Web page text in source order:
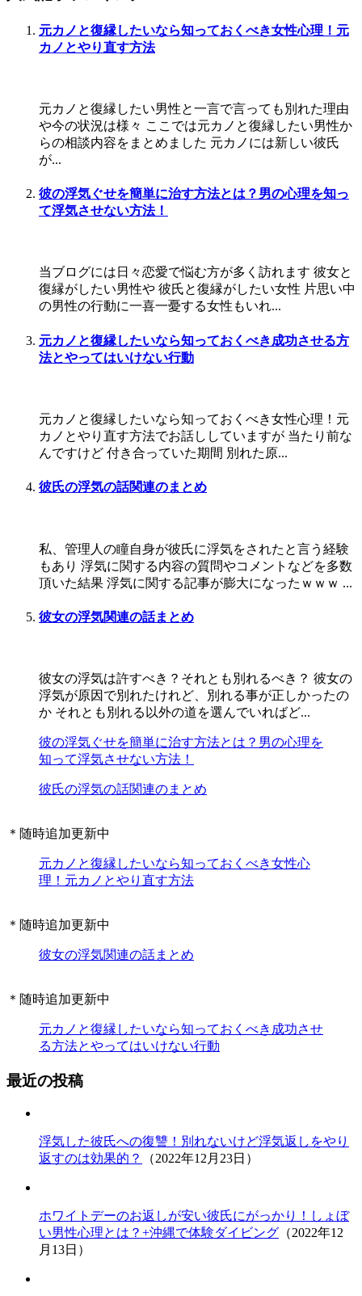
元カノと復縁したいなら知っておくべき女性心理！元
カノとやり直す方法
元カノと復縁したい男性と一言で言っても別れた理由
や今の状況は様々 ここでは元カノと復縁したい男性か
らの相談内容をまとめました 元カノには新しい彼氏
が...
彼の浮気ぐせを簡単に治す方法とは？男の心理を知っ
て浮気させない方法！
当ブログには日々恋愛で悩む方が多く訪れます 彼女と
復縁がしたい男性や 彼氏と復縁がしたい女性 片思い中
の男性の行動に一喜一憂する女性もいれ...
元カノと復縁したいなら知っておくべき成功させる方
法とやってはいけない行動
元カノと復縁したいなら知っておくべき女性心理！元
カノとやり直す方法でお話ししていますが 当たり前な
んですけど 付き合っていた期間 別れた原...
彼氏の浮気の話関連のまとめ
私、管理人の瞳自身が彼氏に浮気をされたと言う経験
もあり 浮気に関する内容の質問やコメントなどを多数
頂いた結果 浮気に関する記事が膨大になったｗｗｗ ...
彼女の浮気関連の話まとめ
彼女の浮気は許すべき？それとも別れるべき？ 彼女の
浮気が原因で別れたけれど、別れる事が正しかったの
か それとも別れる以外の道を選んでいればど...
彼の浮気ぐせを簡単に治す方法とは？男の心理を
知って浮気させない方法！
彼氏の浮気の話関連のまとめ
＊随時追加更新中
元カノと復縁したいなら知っておくべき女性心
理！元カノとやり直す方法
＊随時追加更新中
彼女の浮気関連の話まとめ
＊随時追加更新中
元カノと復縁したいなら知っておくべき成功させ
る方法とやってはいけない行動
最近の投稿
浮気した彼氏への復讐！別れないけど浮気返しをやり
返すのは効果的？
（2022年12月23日）
ホワイトデーのお返しが安い彼氏にがっかり！しょぼ
い男性心理とは？+沖縄で体験ダイビング （2022年12
月13日）